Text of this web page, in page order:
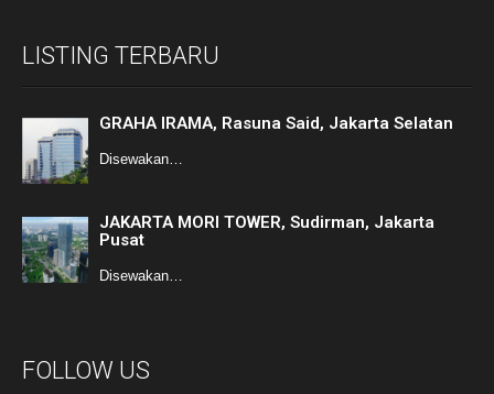
LISTING TERBARU
GRAHA IRAMA, Rasuna Said, Jakarta Selatan
Disewakan…
JAKARTA MORI TOWER, Sudirman, Jakarta
Pusat
Disewakan…
FOLLOW US